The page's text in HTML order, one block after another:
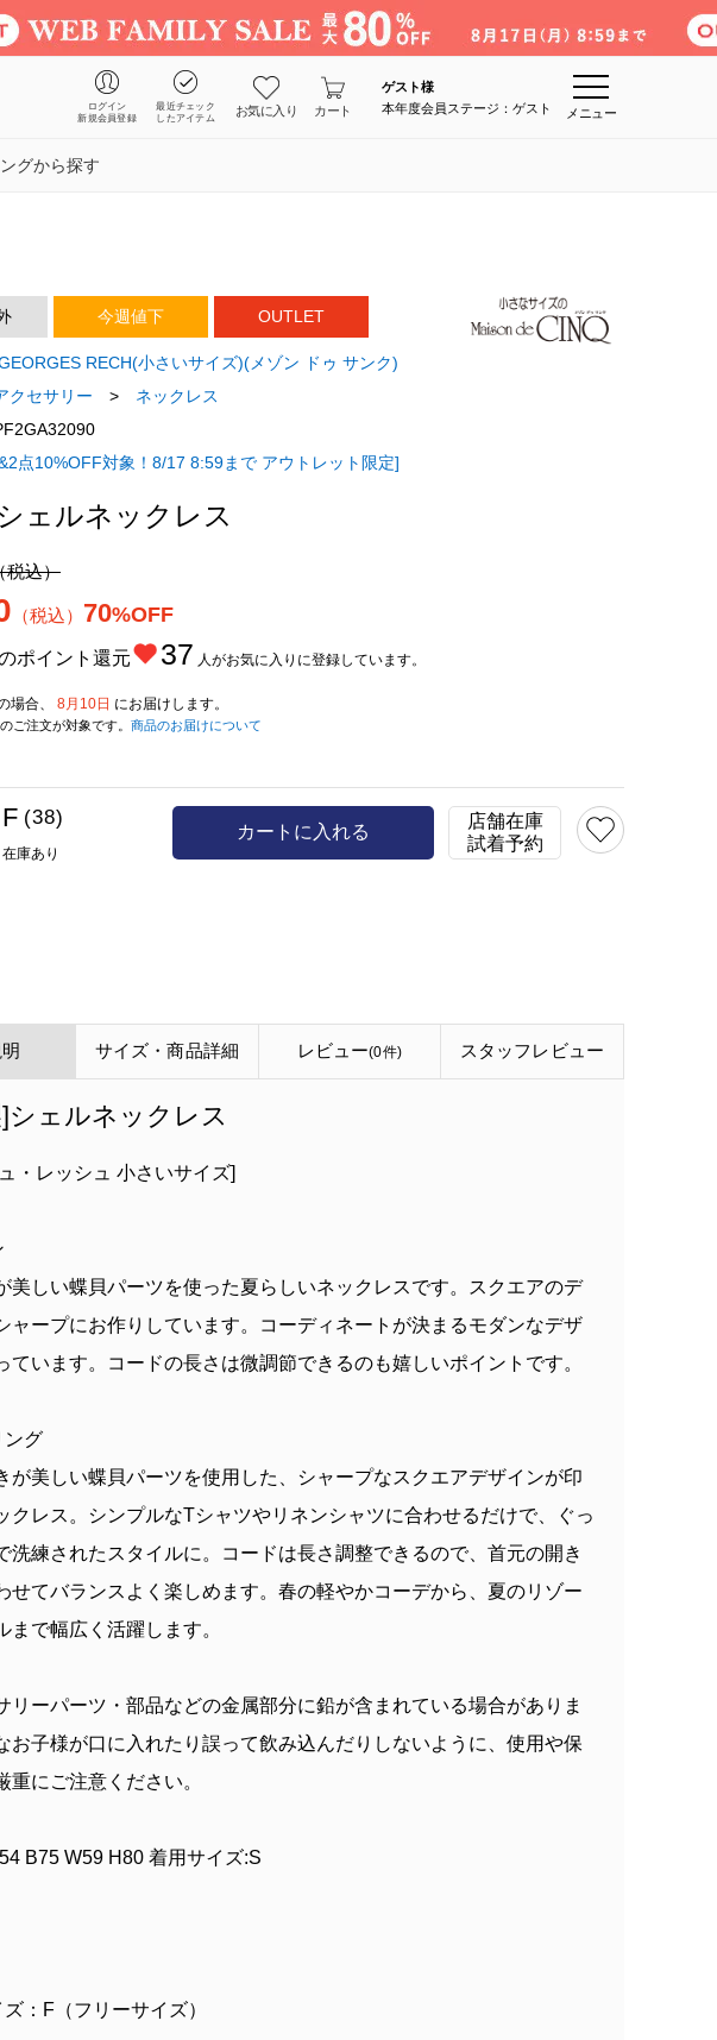
ログイン
新規会員登録
最近チェック
したアイテム
お気に入り カート
ゲスト様
本年度会員ステージ：ゲスト
メニュー
グから探す
今週値下 OUTLET
RECH(小さいサイズ)(メゾン ドゥ サンク)
クセサリー >
ネックレス
点10%OFF対象！8/17 8:59まで アウトレット限定]
ェルネックレス
税込）
（税込） 70%OFF
ポイント還元 37 人がお気に入りに登録しています。
場合、 8月10日 にお届けします。
ご注文が対象です。 商品のお届けについて
F (38)
在庫あり
カートに入れる
店舗在庫
試着予約
サイズ・商品詳細 レビュー(0件) スタッフ レビュー
シェルネックレス
・レッシュ 小さいサイズ]
美しい蝶貝パーツを使った夏らしいネックレスです。スクエアのデ
ャープにお作りしています。コーディネートが決まるモダンなデザ
ています。コードの長さは微調節できるのも嬉しいポイントです。
ング
が美しい蝶貝パーツを使用した、シャープなスクエアデザインが印
クレス。シンプルなTシャツやリネンシャツに合わせるだけで、ぐっ
洗練されたスタイルに。コードは長さ調整できるので、首元の開き
せてバランスよく楽しめます。春の軽やかコーデから、夏のリゾー
まで幅広く活躍します。
リーパーツ・部品などの金属部分に鉛が含まれている場合がありま
お子様が口に入れたり誤って飲み込んだりしないように、使用や保
重にご注意ください。
B75 W59 H80 着用サイズ:S
：F（フリーサイズ）